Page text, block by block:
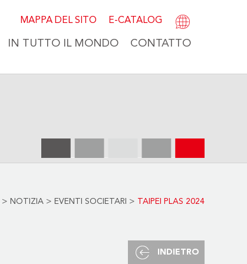
MAPPA DEL SITO E-CATALOG
IN TUTTO IL MONDO CONTATTO
> NOTIZIA > EVENTI SOCIETARI > TAIPEI PLAS 2024
INDIETRO